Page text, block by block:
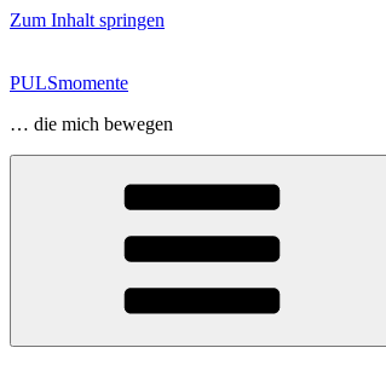
Zum Inhalt springen
PULSmomente
… die mich bewegen